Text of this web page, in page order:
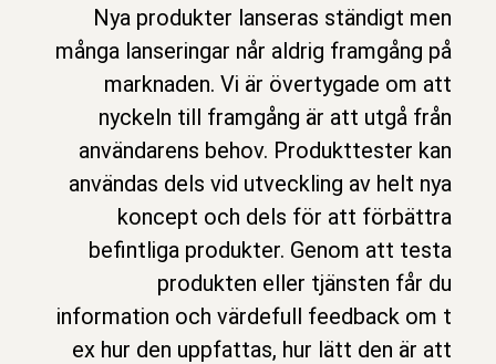
Nya produkter lanseras ständigt men
många lanseringar når aldrig framgång på
marknaden. Vi är övertygade om att
nyckeln till framgång är att utgå från
användarens behov. Produkttester kan
användas dels vid utveckling av helt nya
koncept och dels för att förbättra
befintliga produkter. Genom att testa
produkten eller tjänsten får du
information och värdefull feedback om t
ex hur den uppfattas, hur lätt den är att